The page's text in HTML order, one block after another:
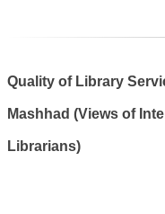
Quality of Library
Mashhad (Views of
Librarians)